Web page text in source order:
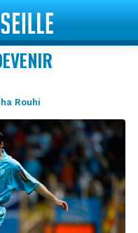
Rouhi